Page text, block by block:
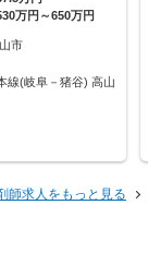
万円～650万円
市
線(岐阜－猪谷) 高山
師求人をもっと見る